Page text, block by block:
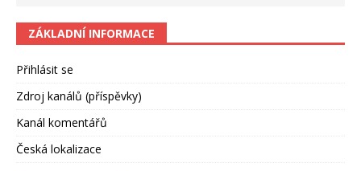
ZÁKLADNÍ INFORMACE
Přihlásit se
Zdroj kanálů (příspěvky)
Kanál komentářů
Česká lokalizace